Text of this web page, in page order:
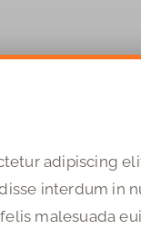
adipiscing
interdum in
malesuada